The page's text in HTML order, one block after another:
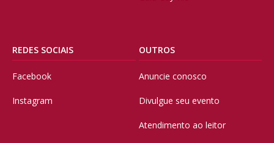
REDES SOCIAIS
Facebook
Instagram
OUTROS
Anuncie conosco
Divulgue seu evento
Atendimento ao leitor